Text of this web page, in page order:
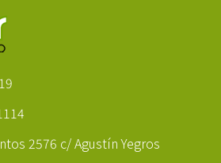
2576 c/ Agustín Yegros